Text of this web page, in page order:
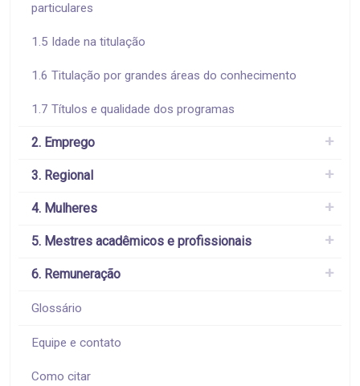
particulares
1.5 Idade na titulação
1.6 Titulação por grandes áreas do conhecimento
1.7 Títulos e qualidade dos programas
2. Emprego
3. Regional
4. Mulheres
5. Mestres acadêmicos e profissionais
6. Remuneração
Glossário
Equipe e contato
Como citar